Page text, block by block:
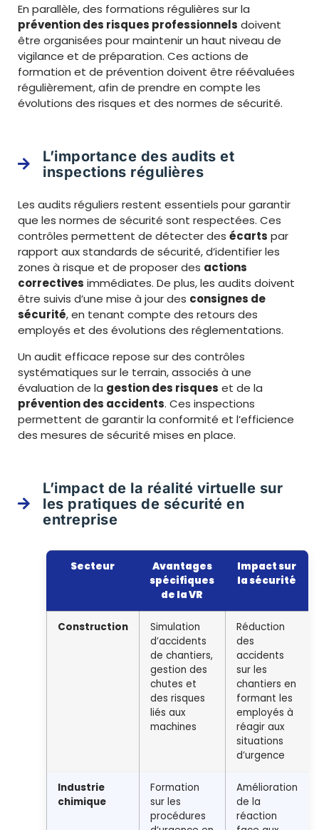
En parallèle, des formations régulières sur la
prévention des risques professionnels doivent
être organisées pour maintenir un haut niveau de
vigilance et de préparation. Ces actions de
formation et de prévention doivent être réévaluées
régulièrement, afin de prendre en compte les
évolutions des risques et des normes de sécurité.
L’importance des audits et
inspections régulières
Les audits réguliers restent essentiels pour garantir
que les normes de sécurité sont respectées. Ces
contrôles permettent de détecter des écarts par
rapport aux standards de sécurité, d’identifier les
zones à risque et de proposer des actions
correctives immédiates. De plus, les audits doivent
être suivis d’une mise à jour des consignes de
sécurité, en tenant compte des retours des
employés et des évolutions des réglementations.
Un audit efficace repose sur des contrôles
systématiques sur le terrain, associés à une
évaluation de la gestion des risques et de la
prévention des accidents. Ces inspections
permettent de garantir la conformité et l’efficience
des mesures de sécurité mises en place.
L’impact de la réalité virtuelle sur
les pratiques de sécurité en
entreprise
Secteur
Avantages
spécifiques
de la VR
Impact sur
la sécurité
Construction
Simulation
d’accidents
de chantiers,
gestion des
chutes et
des risques
liés aux
machines
Réduction
des
accidents
sur les
chantiers en
formant les
employés à
réagir aux
situations
d’urgence
Industrie
chimique
Formation
sur les
procédures
Amélioration
de la
réaction